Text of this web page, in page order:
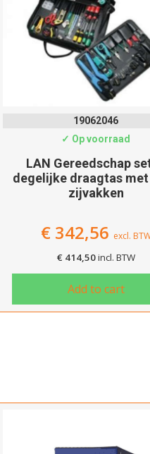
19062046
✓ Op voorraad
LAN Gereedschap
degelijke draagtas
zijvakken
€342,56 excl.
€ 414,50incl. BTW
Add to cart
Dit product is
Verder